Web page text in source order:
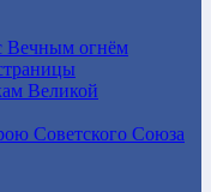
Вечным огнём
Великой
Советского Союза